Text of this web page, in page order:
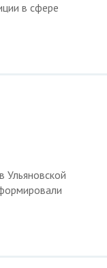
в сфере
Ульяновской